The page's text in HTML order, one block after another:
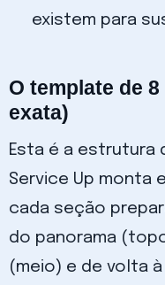
existem para
O template de
exata)
Esta é a estrutura
Service Up monta
cada seção
do panorama
(meio) e de volta